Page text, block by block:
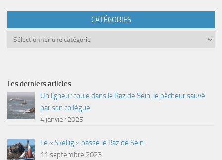
CATÉGORIES
Catégories
Les derniers articles
Un ligneur coule dans le Raz de Sein, le pêcheur sauvé
par son collègue
4 janvier 2025
Le « Skellig » passe le Raz de Sein
11 septembre 2023